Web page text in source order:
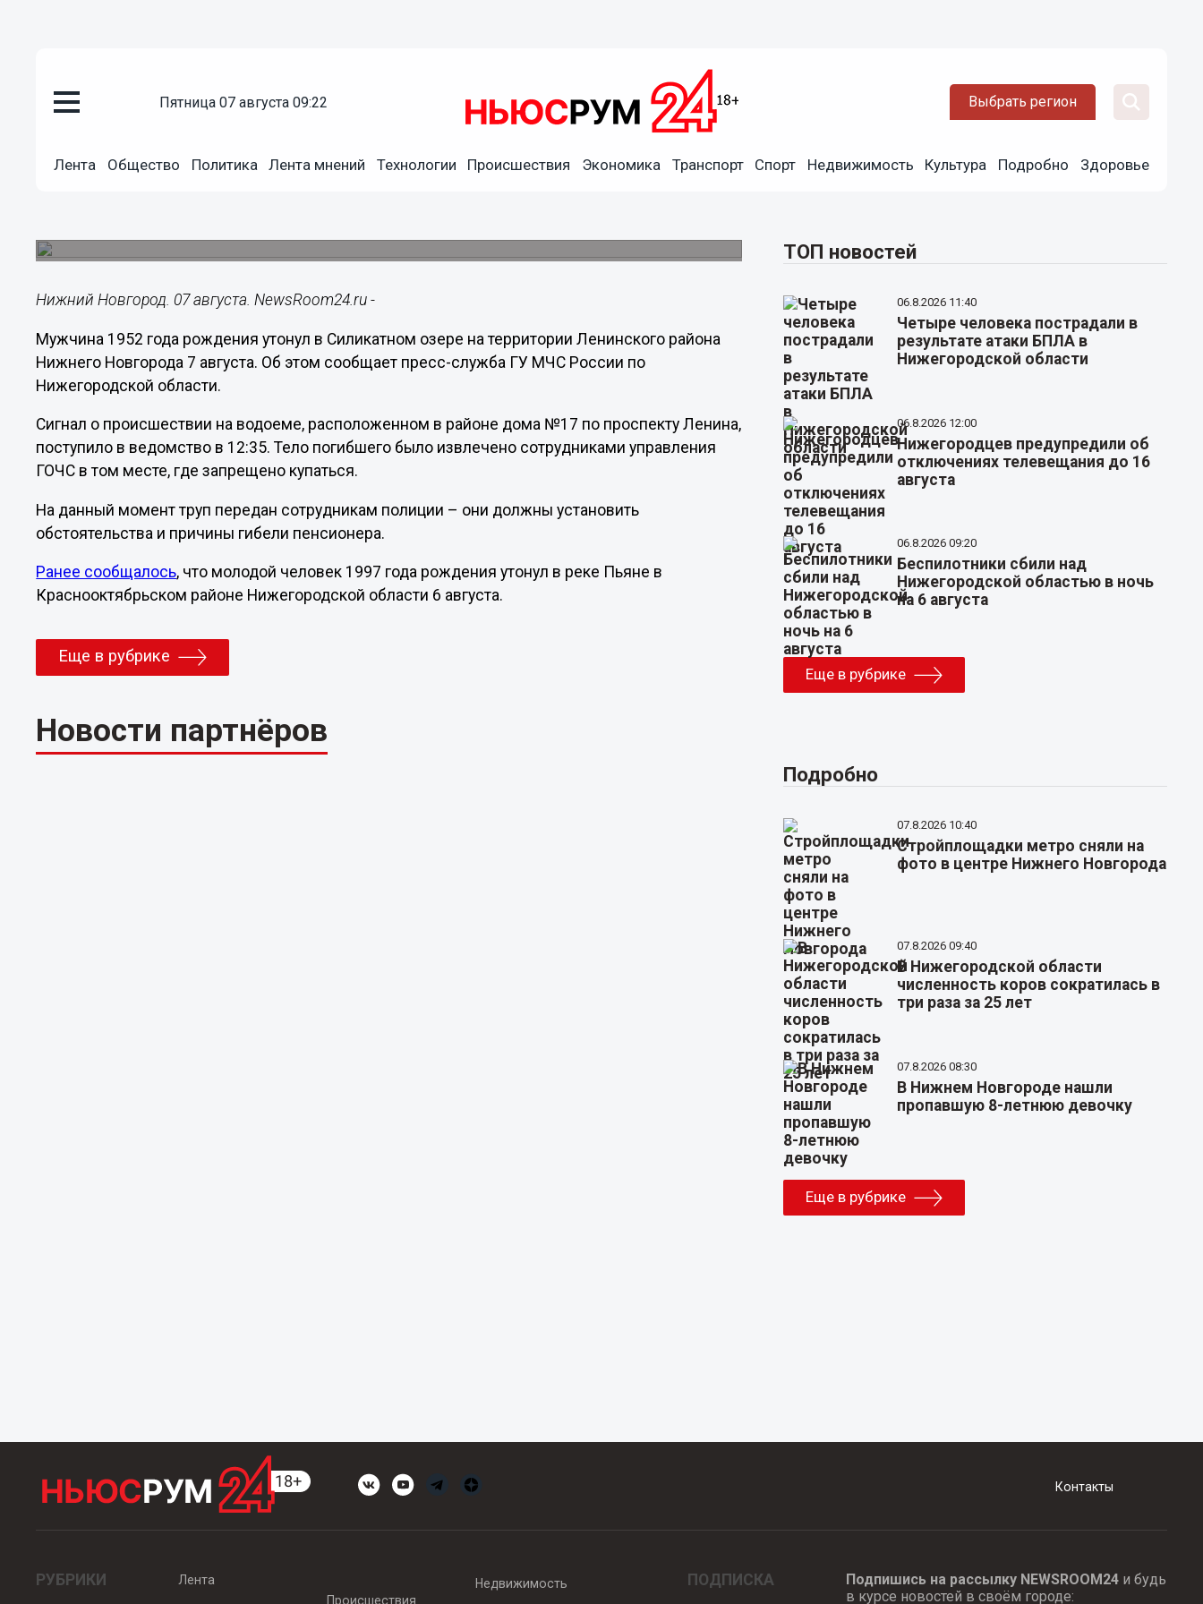
пятница 07 августа 09:22 Выбрать регион
Лента Общество Политика Лента мнений Технологии Происшествия Экономика Транспорт Спорт Недвижимость Культура Подробно Здоровье
07.08.202014:08
Нижний Новгород. 07 августа. NewsRoom24.ru -
Мужчина 1952 года рождения утонул в Силикатном озере на территории Ленинского района
Нижнего Новгорода 7 августа. Об этом сообщает пресс-служба ГУ МЧС России по
Нижегородской области.
Сигнал о происшествии на водоеме, расположенном в районе дома №17 по проспекту Ленина,
поступило в ведомство в 12:35. Тело погибшего было извлечено сотрудниками управления
ГОЧС в том месте, где запрещено купаться.
На данный момент труп передан сотрудникам полиции – они должны установить
обстоятельства и причины гибели пенсионера.
Ранее сообщалось, что молодой человек 1997 года рождения утонул в реке Пьяне в
Краснооктябрьском районе Нижегородской области 6 августа.
Еще в рубрике
Новости партнёров
ТОП новостей
06.8.2026 11:40
Четыре человека пострадали в
результате атаки БПЛА в
Нижегородской области
06.8.2026 12:00
Нижегородцев предупредили об
отключениях телевещания до 16
августа
06.8.2026 09:20
Беспилотники сбили над
Нижегородской областью в ночь
на 6 августа
Еще в рубрике
Подробно
07.8.2026 10:40
Стройплощадки метро сняли на
фото в центре Нижнего Новгорода
07.8.2026 09:40
В Нижегородской области
численность коров сократилась в
три раза за 25 лет
07.8.2026 08:30
В Нижнем Новгороде нашли
пропавшую 8-летнюю девочку
Еще в рубрике
Контакты
РУБРИКИ
Лента
Происшествия
Недвижимость ПОДПИСКА Подпишись на рассылку NEWSROOM24и будь
в курсе новостей в своём городе: